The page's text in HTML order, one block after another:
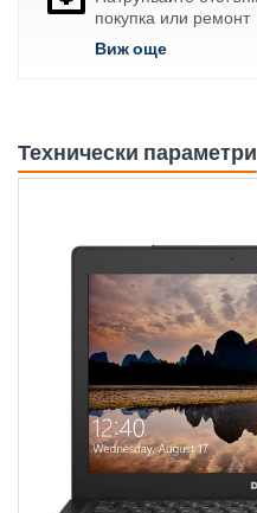
покупка или ремонт
Виж още
Технически параметри